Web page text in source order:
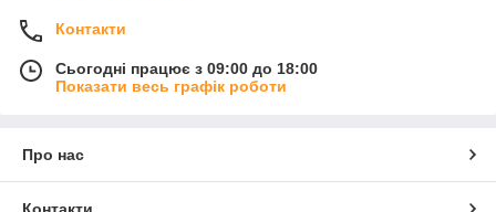
Контакти
Сьогодні працює з 09:00 до 18:00
Показати весь графік роботи
Про нас